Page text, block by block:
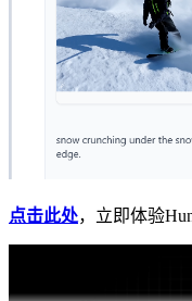
点击此处，立即体验